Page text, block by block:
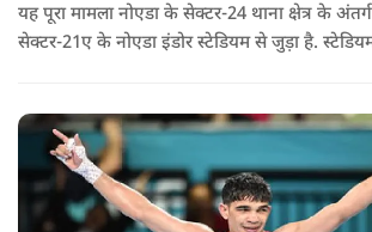
यह पूरा मामला नोएडा के सेक्टर-24 थाना क्षेत्र के
सेक्टर-21ए के नोएडा इंडोर स्टेडियम से जुड़ा है.